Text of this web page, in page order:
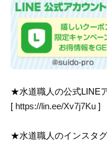
★水道職人の公式LINE
[ https://lin.ee/Xv7j7Ku ]
★水道職人のインスタ